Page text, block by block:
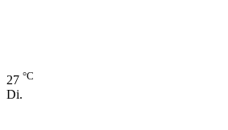
27 °C
Di.